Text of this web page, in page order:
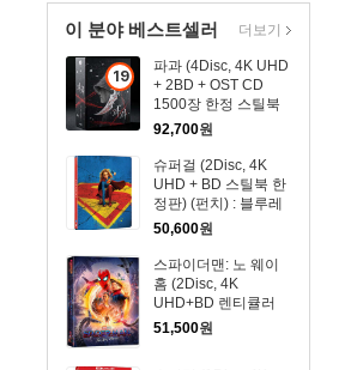
이 분야 베스트셀러
19
세
이
상
품
파과 (4Disc, 4K UHD
+ 2BD + OST CD
1500장 한정 스틸북
한정판) : 블루레이
92,700원
슈퍼걸 (2Disc, 4K
UHD + BD 스틸북 한
정판) (펀치) : 블루레
이
50,600원
스파이더맨: 노 웨이
홈 (2Disc, 4K
UHD+BD 렌티큘러
풀슬립 B1 스틸북 넘
51,500원
더보기